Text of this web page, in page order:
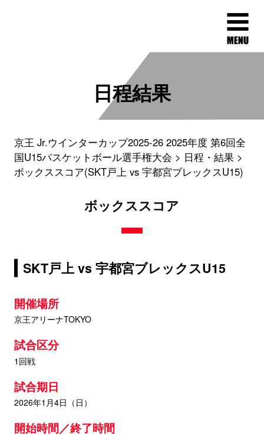
日程結果
京王 Jr.ウインターカップ2025-26 2025年度 第6回全
国U15バスケットボール選手権大会
日程・結果
ボックススコア(SKT戸上 vs 宇都宮ブレックスU15)
ボックススコア
SKT戸上 vs 宇都宮ブレックスU15
開催場所
京王アリーナTOKYO
試合区分
1回戦
試合期日
2026年1月4日（日）
開始時間／終了時間